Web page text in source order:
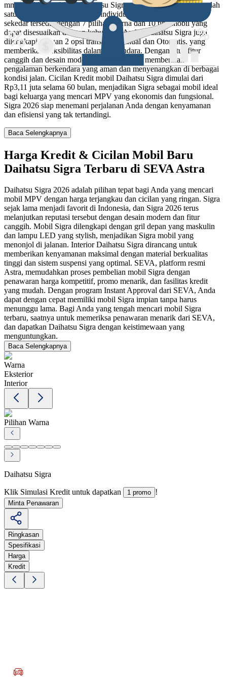
mm x 1600 mm. Mobil Daihatsu Sigra . di Indonesia, menjadi salah
satu mobil yang diminati bagi individu maupun keluarga. Tidak
sekedar tersedia dengan 7 pilihan warna dan 10 tipe mobil yang
dapat disesuaikan dengan kebutuhan Anda, Daihatsu Sigra juga
dilengkapi dengan 2 opsi transmisi Manual dan Otomatis, yang
memberikan fleksibilitas dalam berkendara. Dengan fitur-fitur
canggih dan desain modern, Daihatsu Sigra memberikan
pengalaman berkendara yang aman dan menyenangkan di berbagai
kondisi jalan. Cicilan Kredit mobil Daihatsu Sigra dimulai dari
Rp3,11 juta selama 60 bulan, menjadikan Sigra sebagai mobil ideal
bagi keluarga yang mencari MPV yang ekonomis dan fungsional.
Sigra 2026 siap menemani perjalanan Anda dengan kenyamanan
dan efisiensi yang tak tertandingi.
Baca Selengkapnya
Harga Kredit & Cicilan Mobil Baru
Daihatsu Sigra Terbaru di SEVA Astra
Daihatsu Sigra 2026 adalah pilihan tepat bagi Anda yang mencari
mobil MPV dengan harga terjangkau dan cicilan yang ringan. Sigra
sejak lama menjadi favorit di Indonesia, dan Sigra 2026 terus
melanjutkan reputasi tersebut dengan desain modern dan fitur
canggih. Mobil Sigra dilengkapi dengan gril depan yang maskulin
dan lampu LED yang stylish, menjadikan Sigra mobil yang
menonjol di jalanan. Interior Daihatsu Sigra dirancang untuk
memberikan kenyamanan maksimal dengan material berkualitas
tinggi dan sistem suspensi yang optimal. SEVA, platform resmi
Astra, memudahkan proses pembelian mobil Sigra dengan
penawaran harga kompetitif, promo menarik, dan fasilitas kredit
yang mudah. Dengan program Instant Approval dari SEVA, Anda
dapat dengan cepat memiliki mobil Sigra impian tanpa harus
menunggu lama. Bagi Anda yang tengah mencari mobil Sigra
terbaru, saatnya untuk memeriksa penawaran menarik dari SEVA,
dan dapatkan Daihatsu Sigra dengan keistimewaan yang
menguntungkan.
Baca Selengkapnya
Warna
Eksterior
Interior
Pilihan Warna
Daihatsu Sigra
Klik Simulasi Kredit untuk dapatkan 1 promo !
Minta Penawaran
Ringkasan
Spesifikasi
Harga
Kredit